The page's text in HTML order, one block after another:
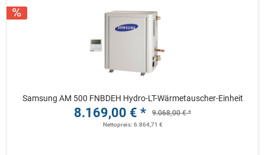
Samsung AM 500 FNBDEH Hydro-LT-Wärmetauscher-Einheit
8.169,00 € * 9.068,00 € *
Nettopreis: 6.864,71 €